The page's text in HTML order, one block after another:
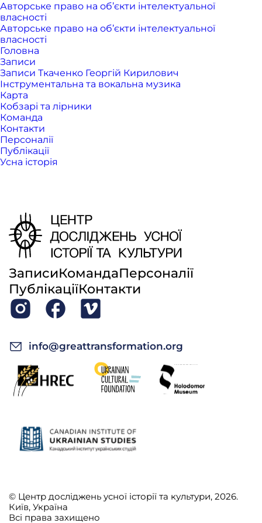
Авторське право на об’єкти інтелектуальної
власності
Авторське право на об’єкти інтелектуальної
власності
Головна
Записи
Записи Ткаченко Георгій Кирилович
Інструментальна та вокальна музика
Карта
Кобзарі та лірники
Команда
Контакти
Персоналії
Публікації
Усна історія
ЗаписиКомандаПерсоналії
ПублікаціїКонтакти
info@greattransformation.org
© Центр досліджень усної історії та культури, 2026.
Київ, Україна
Всі права захищено